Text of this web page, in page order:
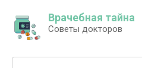
контенту
Врачебная тайна
Советы докторов
Поиск: